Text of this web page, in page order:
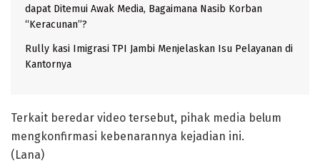
dapat Ditemui Awak Media, Bagaimana Nasib Korban
“Keracunan”?
Rully kasi Imigrasi TPI Jambi Menjelaskan Isu Pelayanan di
Kantornya
Terkait beredar video tersebut, pihak media belum
mengkonfirmasi kebenarannya kejadian ini.
(Lana)